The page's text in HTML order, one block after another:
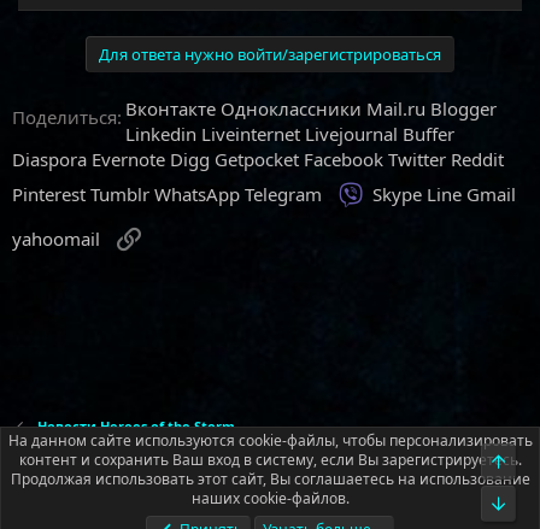
Для ответа нужно войти/зарегистрироваться
Поделиться: Вконтакте Одноклассники Mail.ru Blogger
Linkedin Liveinternet Livejournal Buffer
Diaspora Evernote Digg Getpocket Facebook Twitter Reddit
Pinterest Tumblr WhatsApp Telegram Viber
Skype Line Gmail
yahoomail
Новости Heroes of the Storm
Русский (RU)
Условия и правила
На данном сайте используются cookie-файлы, чтобы персонализировать
контент и сохранить Ваш вход в систему, если Вы зарегистрируетесь.
Продолжая использовать этот сайт, Вы соглашаетесь на использование
наших cookie-файлов.
Верх
Низ